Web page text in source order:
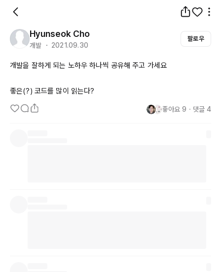
Hyunseok Cho
개발 ・ 2021.09.30
팔로우
개발을 잘하게 되는 노하우 하나씩 공유해 주고 가세요
좋은(?) 코드를 많이 읽는다?
좋아요 9 ・ 댓글 4